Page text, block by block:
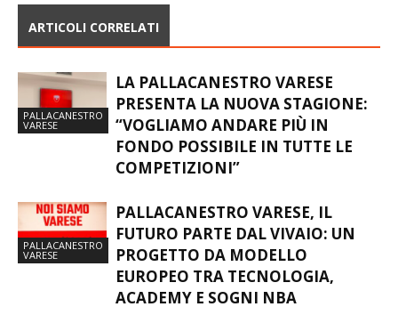
ARTICOLI CORRELATI
PALLACANESTRO
VARESE
LA PALLACANESTRO VARESE
PRESENTA LA NUOVA STAGIONE:
“VOGLIAMO ANDARE PIÙ IN
FONDO POSSIBILE IN TUTTE LE
COMPETIZIONI”
PALLACANESTRO
VARESE
PALLACANESTRO VARESE, IL
FUTURO PARTE DAL VIVAIO: UN
PROGETTO DA MODELLO
EUROPEO TRA TECNOLOGIA,
ACADEMY E SOGNI NBA